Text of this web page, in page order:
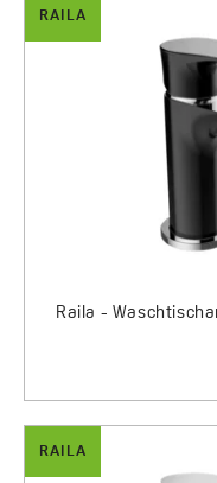
RAILA
Raila -
RAILA